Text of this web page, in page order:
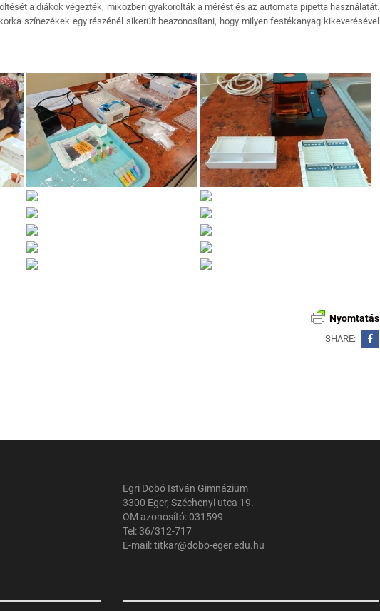
a diákok végezték, miközben gyakorolták a mérést és az automata pipetta használatát.
színezékek egy részénél sikerült beazonosítani, hogy milyen festékanyag kikeverésével
Nyomtatás
SHARE:
Egri Dobó István Gimnázium
3300 Eger, Széchenyi utca 19.
OM azonosító: 031599
Tel: 36/312-717
E-mail: titkar@dobo-eger.edu.hu